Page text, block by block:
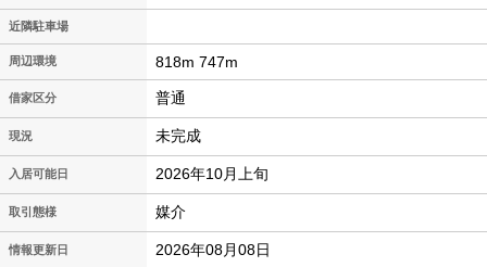
近隣駐車場
周辺環境 818m 747m
借家区分 普通
現況 未完成
入居可能日 2026年10月上旬
取引態様 媒介
情報更新日 2026年08月08日